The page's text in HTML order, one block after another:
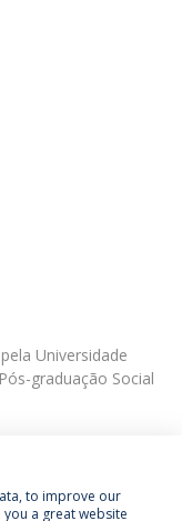
Universidade
graduação Social
to improve our
a great website